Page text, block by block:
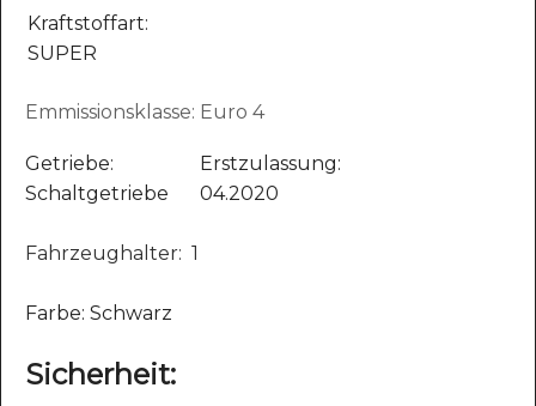
Kraftstoffart:
SUPER
Emmissionsklasse: Euro 4
Getriebe:
Schaltgetriebe
Erstzulassung:
04.2020
Fahrzeughalter: 1
Farbe: Schwarz
Sicherheit: